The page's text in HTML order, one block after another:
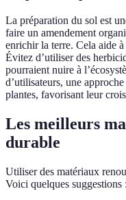
La préparation du sol est
faire un amendement
enrichir la terre. Cela aide
Évitez d’utiliser des
pourraient nuire à
d’utilisateurs, une
plantes, favorisant leur
Les meilleurs
durable
Utiliser des matériaux
Voici quelques suggestions :